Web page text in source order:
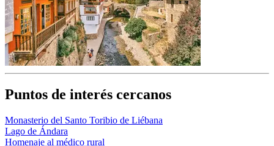
Puntos de interés cercanos
Monasterio del Santo Toribio de Liébana
Lago de Ándara
Homenaje al médico rural